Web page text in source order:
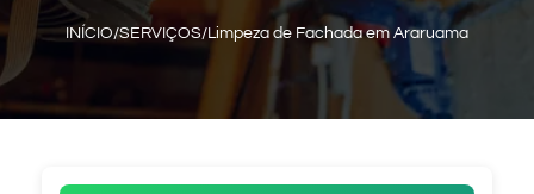
INÍCIO/SERVIÇOS/Limpeza de Fachada em Araruama